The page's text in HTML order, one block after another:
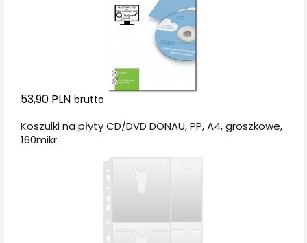
53,90 PLN brutto
Koszulki na płyty CD/DVD DONAU, PP, A4, groszkowe,
160mikr.